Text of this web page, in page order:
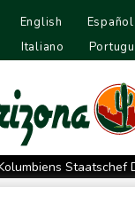
English Español
Italiano
Staatschef